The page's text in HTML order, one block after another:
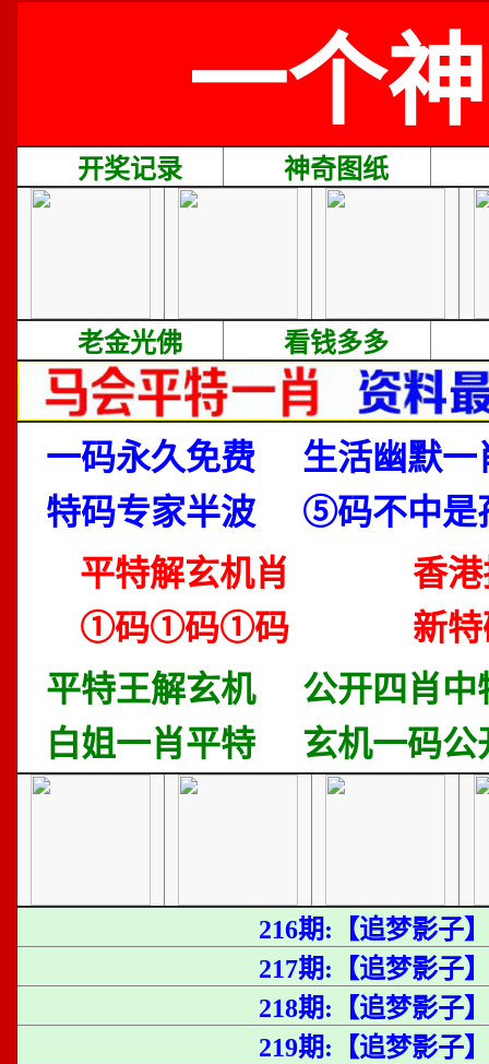
一个
开奖记录 神奇图纸
老金光佛 看钱多多
一码永久免费
生活幽默一
特码专家半波
⑤码不中是
平特解玄机肖
香
①码①码①码
新
平特王解玄机
公开四肖中
白姐一肖平特
玄机一码公
216期:【追梦影子
217期:【追梦影子
218期:【追梦影子
219期:【追梦影子